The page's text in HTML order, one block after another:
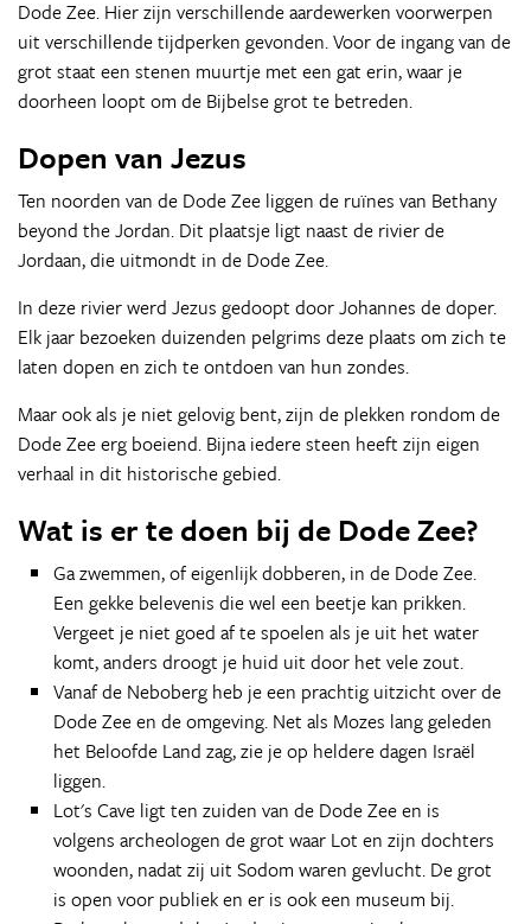
Dode Zee. Hier zijn verschillende aardewerken voorwerpen
uit verschillende tijdperken gevonden. Voor de ingang van de
grot staat een stenen muurtje met een gat erin, waar je
doorheen loopt om de Bijbelse grot te betreden.
Dopen van Jezus
Ten noorden van de Dode Zee liggen de ruïnes van Bethany
beyond the Jordan. Dit plaatsje ligt naast de rivier de
Jordaan, die uitmondt in de Dode Zee.
In deze rivier werd Jezus gedoopt door Johannes de doper.
Elk jaar bezoeken duizenden pelgrims deze plaats om zich te
laten dopen en zich te ontdoen van hun zondes.
Maar ook als je niet gelovig bent, zijn de plekken rondom de
Dode Zee erg boeiend. Bijna iedere steen heeft zijn eigen
verhaal in dit historische gebied.
Wat is er te doen bij de Dode Zee?
Ga zwemmen, of eigenlijk dobberen, in de Dode Zee.
Een gekke belevenis die wel een beetje kan prikken.
Vergeet je niet goed af te spoelen als je uit het water
komt, anders droogt je huid uit door het vele zout.
Vanaf de Neboberg heb je een prachtig uitzicht over de
Dode Zee en de omgeving. Net als Mozes lang geleden
het Beloofde Land zag, zie je op heldere dagen Israël
liggen.
Lot's Cave ligt ten zuiden van de Dode Zee en is
volgens archeologen de grot waar Lot en zijn dochters
woonden, nadat zij uit Sodom waren gevlucht. De grot
is open voor publiek en er is ook een museum bij.